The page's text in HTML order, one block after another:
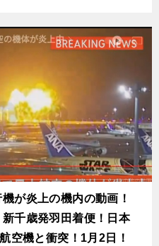
が炎上の機内の動画！
千歳発羽田着便！日本
空機と衝突！1月2日！